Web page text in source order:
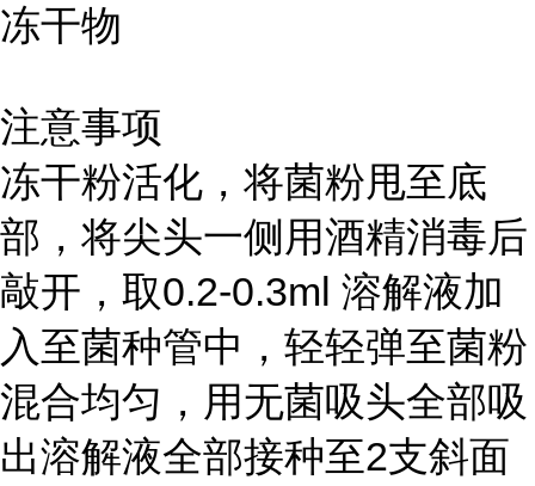
冻干物
注意事项
冻干粉活化，将菌粉甩至底
部，将尖头一侧用酒精消毒后
敲开，取0.2-0.3ml 溶解液加
入至菌种管中，轻轻弹至菌粉
混合均匀，用无菌吸头全部吸
出溶解液全部接种至2支斜面